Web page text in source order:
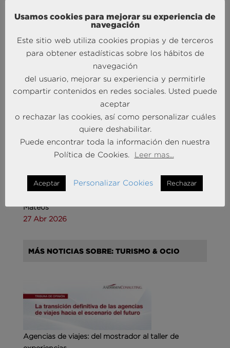
Entidades Bancarias
MÁS NOTICIAS SOBRE: INTELIGENCIA
ARTIFICIAL
Andersen Consulting refuerza su equipo en España
Mateos
27 Abr 2026
MÁS NOTICIAS SOBRE: TURISMO & OCIO
Agencias de viajes: del mostrador al taller de
Usamos cookies para mejorar su experiencia de
navegación
Este sitio web utiliza cookies propias y de terceros
para obtener estadísticas sobre los hábitos de
navegación
del usuario, mejorar su experiencia y permitirle
compartir contenidos en redes sociales. Usted puede
aceptar
o rechazar las cookies, así como personalizar cuáles
quiere deshabilitar.
Puede encontrar toda la información den nuestra
Política de Cookies.
Leer mas...
Aceptar Personalizar Cookies Rechazar